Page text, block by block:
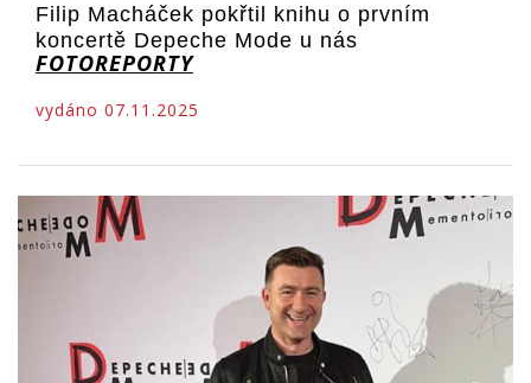
Filip Macháček pokřtil knihu o prvním
koncertě Depeche Mode u nás
FOTOREPORTY
vydáno 07.11.2025